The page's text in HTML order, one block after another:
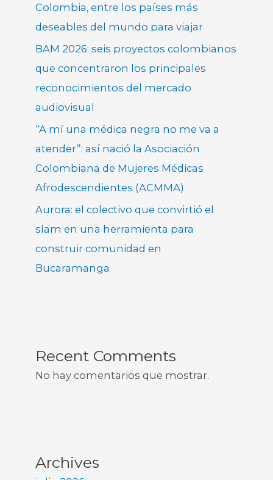
Colombia, entre los países más
deseables del mundo para viajar
BAM 2026: seis proyectos colombianos
que concentraron los principales
reconocimientos del mercado
audiovisual
“A mí una médica negra no me va a
atender”: así nació la Asociación
Colombiana de Mujeres Médicas
Afrodescendientes (ACMMA)
Aurora: el colectivo que convirtió el
slam en una herramienta para
construir comunidad en
Bucaramanga
Recent Comments
No hay comentarios que mostrar.
Archives